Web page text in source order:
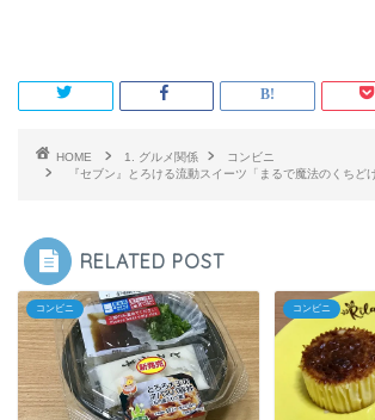
HOME 1. グルメ関係
コンビニ
『セブン』とろける流動スイーツ「まるで魔法のくちど
RELATED POST
コンビニ コンビニ